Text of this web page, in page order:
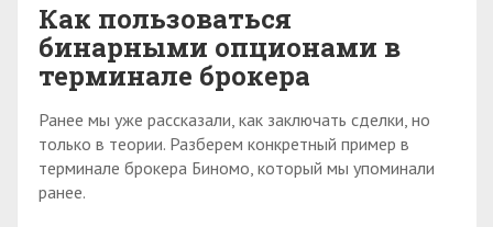
Как пользоваться
бинарными опционами в
терминале брокера
Ранее мы уже рассказали, как заключать сделки, но
только в теории. Разберем конкретный пример в
терминале брокера Биномо, который мы упоминали
ранее.